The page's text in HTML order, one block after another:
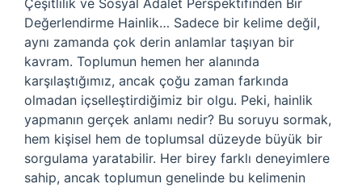
Çeşitlilik ve Sosyal Adalet Perspektifinden Bir
Değerlendirme Hainlik… Sadece bir kelime değil,
aynı zamanda çok derin anlamlar taşıyan bir
kavram. Toplumun hemen her alanında
karşılaştığımız, ancak çoğu zaman farkında
olmadan içselleştirdiğimiz bir olgu. Peki, hainlik
yapmanın gerçek anlamı nedir? Bu soruyu sormak,
hem kişisel hem de toplumsal düzeyde büyük bir
sorgulama yaratabilir. Her birey farklı deneyimlere
sahip, ancak toplumun genelinde bu kelimenin